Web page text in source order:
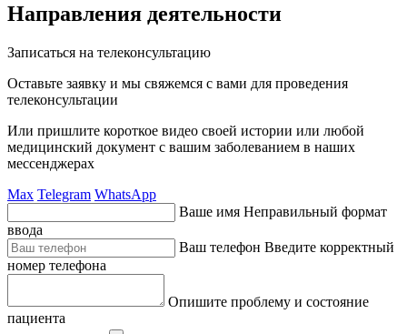
Направления деятельности
Записаться на телеконсультацию
Оставьте заявку и мы свяжемся с вами для проведения
телеконсультации
Или пришлите короткое видео своей истории или любой
медицинский документ с вашим заболеванием в наших
мессенджерах
Max Telegram WhatsApp
Ваше имя Неправильный формат
ввода
Ваш телефон Введите корректный
номер телефона
Опишите проблему и состояние
пациента